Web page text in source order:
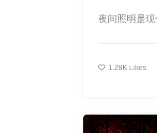
夜间照明是
1.28K Likes